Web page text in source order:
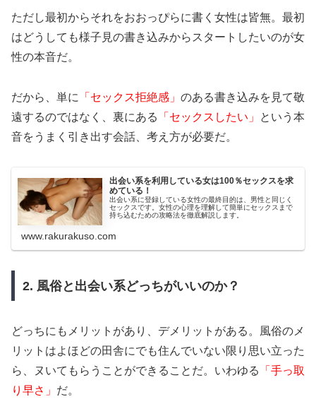
ただし最初からそれをおおっぴらに書く女性は皆無。最初
はどうしても様子見の書き込みからスタートしたいのが女
性の本音だ。
だから、単に 「セックス拒絶感」 のある書き込みを見て敬
遠するのではなく、裏にある
「セックスしたい」
という本
音をうまく引き出す会話、考え方が必要だ。
出会い系を利用している女は100％セックスを求
めている！
出会い系に登録している女性の最終目的は、男性と同じく
セックスです。女性の心理を理解して簡単にセックスまで
持ち込むための攻略法を徹底解説します。
www.rakurakuso.com
2. 風俗と出会い系どっちがいいのか？
どっちにもメリットがあり、デメリットがある。風俗のメ
リットはよほどの田舎にでも住んでいない限り思い立った
ら、ヌいてもらうことができることだ。いわゆる
「手っ取
り早さ」 だ。